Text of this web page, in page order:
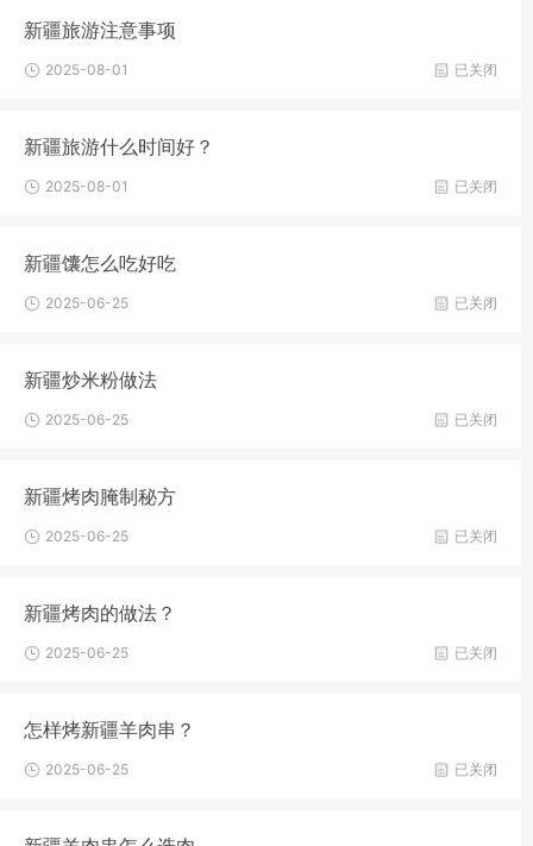
新疆旅游注意事项
已关闭
2025-08-01
新疆旅游什么时间好？
已关闭
2025-08-01
新疆馕怎么吃好吃
已关闭
2025-06-25
新疆炒米粉做法
已关闭
2025-06-25
新疆烤肉腌制秘方
已关闭
2025-06-25
新疆烤肉的做法？
已关闭
2025-06-25
怎样烤新疆羊肉串？
已关闭
2025-06-25